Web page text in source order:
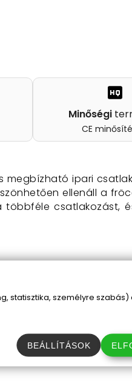
Minőségi
CE
megbízható ipari
ellenáll a
többféle csatlakozást,
statisztika, személyre szabás)
BEÁLLÍTÁSOK